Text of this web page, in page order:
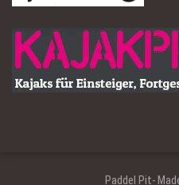
Paddel Pit-